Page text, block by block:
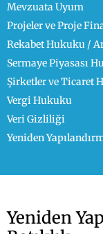
Mevzuata Uyum
Projeler ve Proje
Rekabet Hukuku /
Sermaye Piyasası
Şirketler ve Ticaret
Vergi Hukuku
Veri Gizliliği
Yeniden
Yeniden